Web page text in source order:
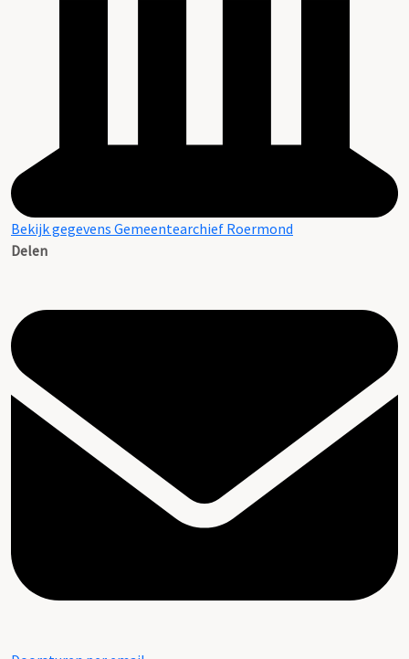
Bekijk gegevens Gemeentearchief Roermond
Delen